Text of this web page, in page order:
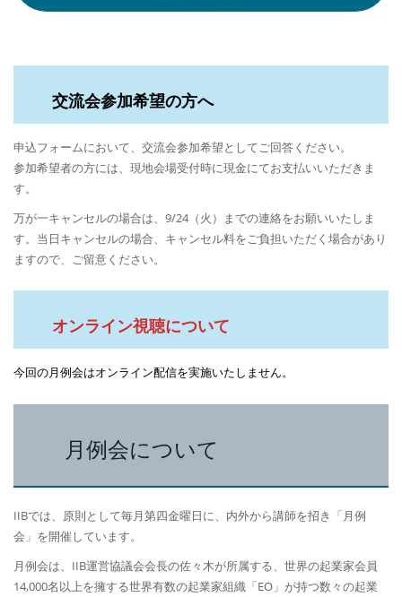
交流会参加希望の方へ
申込フォームにおいて、交流会参加希望としてご回答ください。
参加希望者の方には、現地会場受付時に現金にてお支払いいただきま
す。
万が一キャンセルの場合は、9/24（火）までの連絡をお願いいたしま
す。当日キャンセルの場合、キャンセル料をご負担いただく場合があり
ますので、ご留意ください。
オンライン視聴について
今回の月例会はオンライン配信を実施いたしません。
月例会について
IIBでは、原則として毎月第四金曜日に、内外から講師を招き「月例
会」を開催しています。
月例会は、IIB運営協議会会長の佐々木が所属する、世界の起業家会員
14,000名以上を擁する世界有数の起業家組織「EO」が持つ数々の起業